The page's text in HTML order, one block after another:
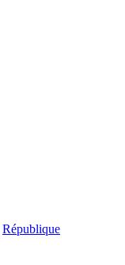
République